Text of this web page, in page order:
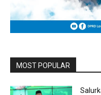
MOST POPULAR